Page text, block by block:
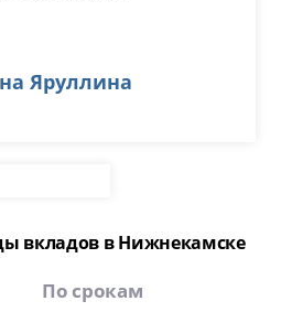
Яруллина
вкладов в Нижнекамске
По срокам